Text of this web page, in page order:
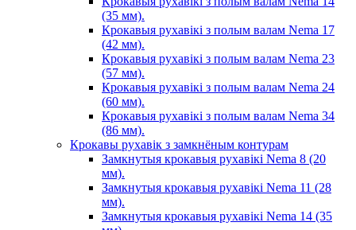
(35 мм).
Крокавыя рухавікі з полым валам Nema 17
(42 мм).
Крокавыя рухавікі з полым валам Nema 23
(57 мм).
Крокавыя рухавікі з полым валам Nema 24
(60 мм).
Крокавыя рухавікі з полым валам Nema 34
(86 мм).
Крокавы рухавік з замкнёным контурам
Замкнутыя крокавыя рухавікі Nema 8 (20
мм).
Замкнутыя крокавыя рухавікі Nema 11 (28
мм).
Замкнутыя крокавыя рухавікі Nema 14 (35